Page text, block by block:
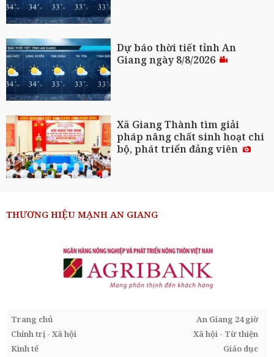
Dự báo thời tiết tỉnh An
Giang ngày 8/8/2026
Xã Giang Thành tìm giải
pháp nâng chất sinh hoạt chi
bộ, phát triển đảng viên
THƯƠNG HIỆU MẠNH AN GIANG
Trang chủ
An Giang 24 giờ
Chính trị - Xã hội
Xã hội - Từ thiện
Kinh tế
Giáo dục